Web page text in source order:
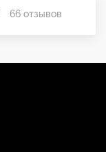
66 отзывов